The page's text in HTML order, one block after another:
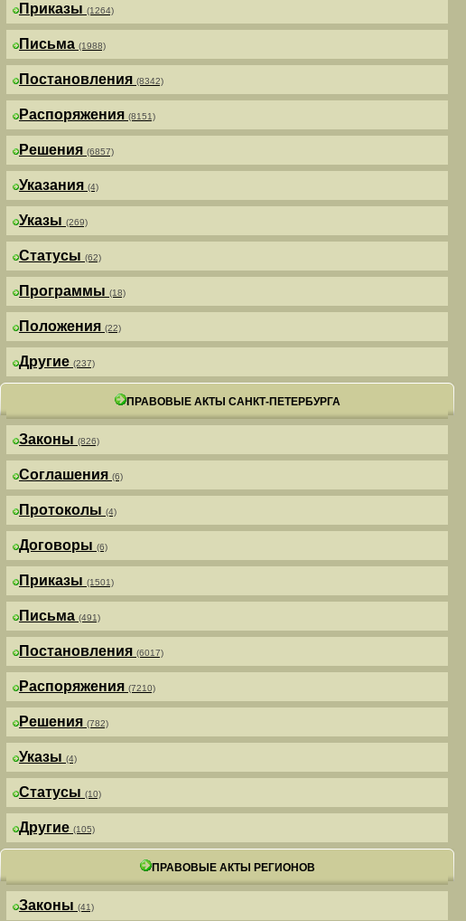
Приказы (1264)
Письма (1988)
Постановления (8342)
Распоряжения (8151)
Решения (6857)
Указания (4)
Указы (269)
Статусы (62)
Программы (18)
Положения (22)
Другие (237)
ПРАВОВЫЕ АКТЫ САНКТ-ПЕТЕРБУРГА
Законы (826)
Соглашения (6)
Протоколы (4)
Договоры (6)
Приказы (1501)
Письма (491)
Постановления (6017)
Распоряжения (7210)
Решения (782)
Указы (4)
Статусы (10)
Другие (105)
ПРАВОВЫЕ АКТЫ РЕГИОНОВ
Законы (41)